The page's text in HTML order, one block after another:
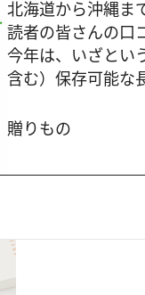
北海道から沖縄ま
読者の皆さんの口
今年は、いざとい
含む）保存可能な
贈りもの